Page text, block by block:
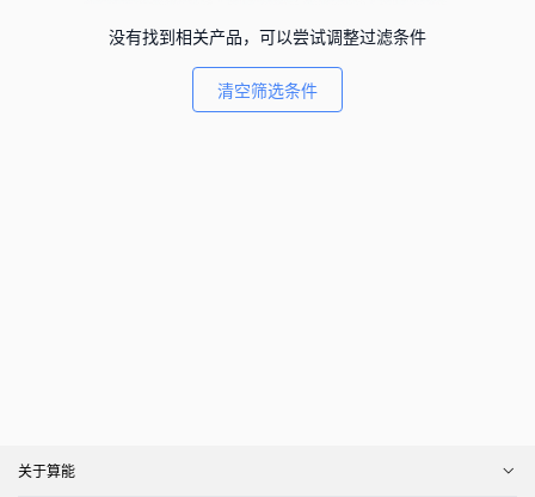
没有找到相关产品，可以尝试调整过滤条件
清空筛选条件
关于算能